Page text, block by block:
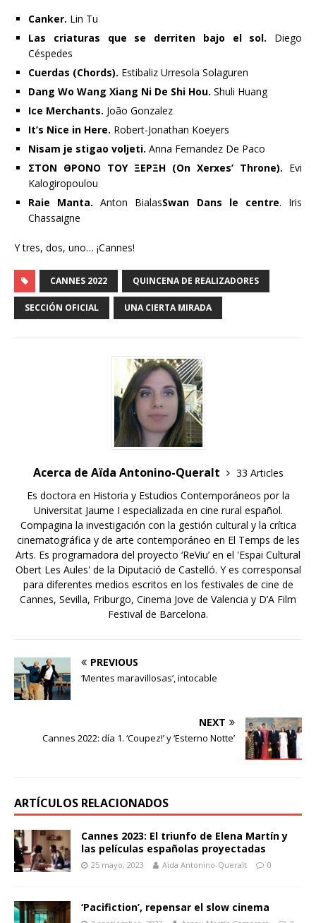
Canker. Lin Tu
Las criaturas que se derriten bajo el sol. Diego
Céspedes
Cuerdas (Chords). Estibaliz Urresola Solaguren
Dang Wo Wang Xiang Ni De Shi Hou. Shuli Huang
Ice Merchants. João Gonzalez
It’s Nice in Here. Robert-Jonathan Koeyers
Nisam je stigao voljeti. Anna Fernandez De Paco
ΣΤΟΝ ΘΡΟΝΟ ΤΟΥ ΞΕΡΞΗ (On Xerxes’ Throne). Evi
Kalogiropoulou
Raie Manta. Anton BialasSwan Dans le centre. Iris
Chassaigne
Y tres, dos, uno… ¡Cannes!
CANNES 2022 QUINCENA DE REALIZADORES
SECCIÓN OFICIAL UNA CIERTA MIRADA
Acerca de Aïda Antonino-Queralt
33 Articles
Es doctora en Historia y Estudios Contemporáneos por la
Universitat Jaume I especializada en cine rural español.
Compagina la investigación con la gestión cultural y la crítica
cinematográfica y de arte contemporáneo en El Temps de les
Arts. Es programadora del proyecto ‘ReViu’ en el 'Espai Cultural
Obert Les Aules' de la Diputació de Castelló. Y es corresponsal
para diferentes medios escritos en los festivales de cine de
Cannes, Sevilla, Friburgo, Cinema Jove de Valencia y D’A Film
Festival de Barcelona.
PREVIOUS
‘Mentes maravillosas’, intocable
NEXT
Cannes 2022: día 1. ‘Coupez!’ y ‘Esterno Notte’
ARTÍCULOS RELACIONADOS
Cannes 2023: El triunfo de Elena Martín y
las películas españolas proyectadas
25 mayo, 2023 Aïda Antonino-Queralt 0
‘Pacifiction’, repensar el slow cinema